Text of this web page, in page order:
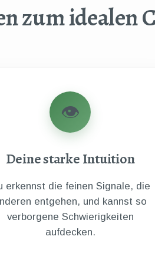
zum idealen
👁️
Deine starke Intuition
erkennst die feinen Signale, die
entgehen, und kannst so
verborgene Schwierigkeiten
aufdecken.